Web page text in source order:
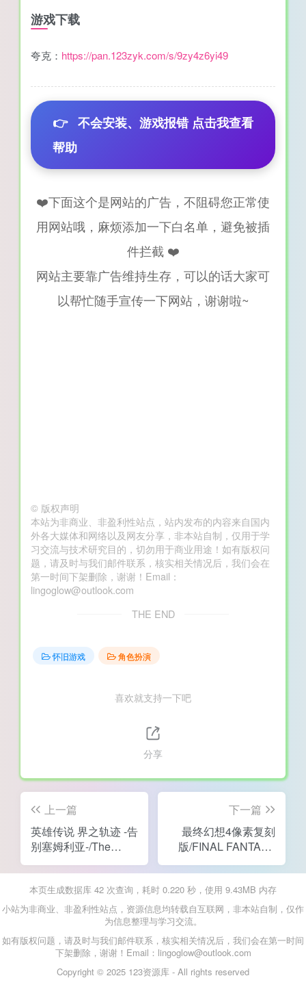
游戏下载
夸克： https://pan.123zyk.com/s/9zy4z6yi49
👉 不会安装、游戏报错 点击我查看
帮助
❤️下面这个是网站的广告，不阻碍您正常使
用网站哦，麻烦添加一下白名单，避免被插
件拦截 ❤️
网站主要靠广告维持生存，可以的话大家可
以帮忙随手宣传一下网站，谢谢啦~
© 版权声明
本站为非商业、非盈利性站点，站内发布的内容来自国内
外各大媒体和网络以及网友分享，非本站自制，仅用于学
习交流与技术研究目的，切勿用于商业用途！如有版权问
题，请及时与我们邮件联系，核实相关情况后，我们会在
第一时间下架删除，谢谢！Email：
lingoglow@outlook.com
THE END
怀旧游戏 角色扮演
喜欢就支持一下吧
分享
上一篇
英雄传说 界之轨迹 -告
别塞姆利亚-/The
Legend of Heroes:
Kai no Kiseki -
Farewell, O Zemuria-
下一篇
最终幻想4像素复刻
版/FINAL FANTASY
IV
本页生成数据库 42 次查询，耗时 0.220 秒，使用 9.43MB 内存
小站为非商业、非盈利性站点，资源信息均转载自互联网，非本站自制，仅作
为信息整理与学习交流。
如有版权问题，请及时与我们邮件联系，核实相关情况后，我们会在第一时间
下架删除，谢谢！Email：lingoglow@outlook.com
Copyright © 2025 123资源库 - All rights reserved